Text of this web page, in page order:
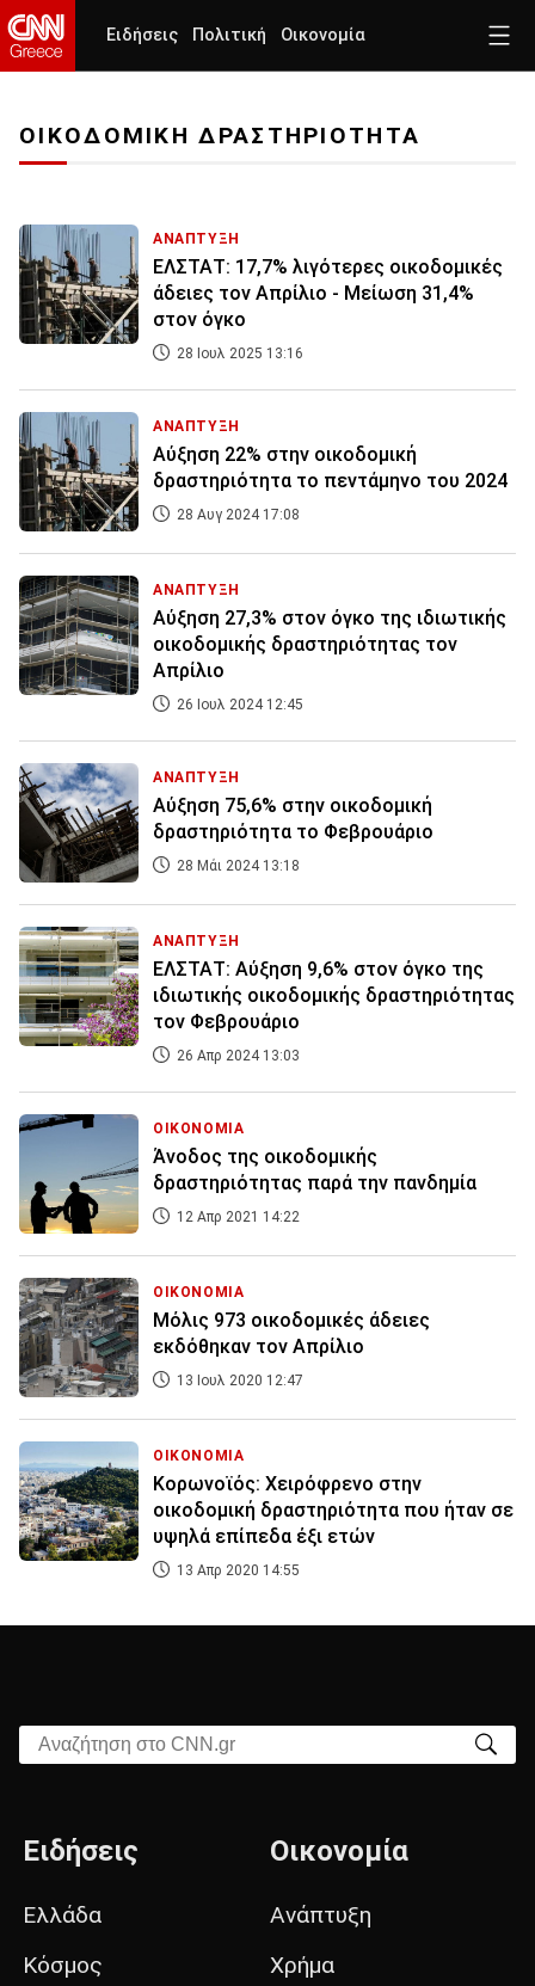
Ειδήσεις Πολιτική Οικονομία
ΟΙΚΟΔΟΜΙΚΗ ΔΡΑΣΤΗΡΙΟΤΗΤΑ
ΑΝΑΠΤΥΞΗ
ΕΛΣΤΑΤ: 17,7% λιγότερες οικοδομικές
άδειες τον Απρίλιο - Μείωση 31,4%
στον όγκο
28 Ιουλ 2025 13:16
ΑΝΑΠΤΥΞΗ
Αύξηση 22% στην οικοδομική
δραστηριότητα το πεντάμηνο του 2024
28 Αυγ 2024 17:08
ΑΝΑΠΤΥΞΗ
Αύξηση 27,3% στον όγκο της ιδιωτικής
οικοδομικής δραστηριότητας τον
Απρίλιο
26 Ιουλ 2024 12:45
ΑΝΑΠΤΥΞΗ
Αύξηση 75,6% στην οικοδομική
δραστηριότητα το Φεβρουάριο
28 Μάι 2024 13:18
ΑΝΑΠΤΥΞΗ
ΕΛΣΤΑΤ: Αύξηση 9,6% στον όγκο της
ιδιωτικής οικοδομικής δραστηριότητας
τον Φεβρουάριο
26 Απρ 2024 13:03
ΟΙΚΟΝΟΜΙΑ
Άνοδος της οικοδομικής
δραστηριότητας παρά την πανδημία
12 Απρ 2021 14:22
ΟΙΚΟΝΟΜΙΑ
Μόλις 973 οικοδομικές άδειες
εκδόθηκαν τον Απρίλιο
13 Ιουλ 2020 12:47
ΟΙΚΟΝΟΜΙΑ
Κορωνοϊός: Χειρόφρενο στην
οικοδομική δραστηριότητα που ήταν σε
υψηλά επίπεδα έξι ετών
13 Απρ 2020 14:55
Αναζήτηση στο CNN.gr
Ειδήσεις
Ελλάδα
Κόσμος
Οικονομία
Ανάπτυξη
Χρήμα